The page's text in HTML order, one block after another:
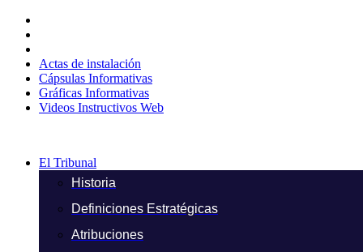
contenido
Actas de instalación
Cápsulas Informativas
Gráficas Informativas
Videos Instructivos Web
El Tribunal
Historia
Definiciones Estratégicas
Atribuciones